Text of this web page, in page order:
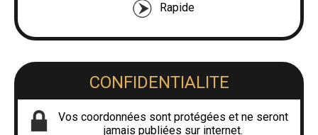
Rapide
CONFIDENTIALITE
Vos coordonnées sont protégées et ne seront
jamais publiées sur internet.